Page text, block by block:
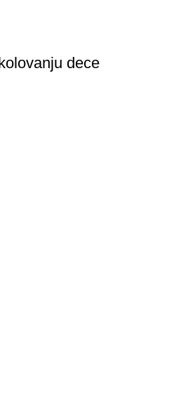
dece